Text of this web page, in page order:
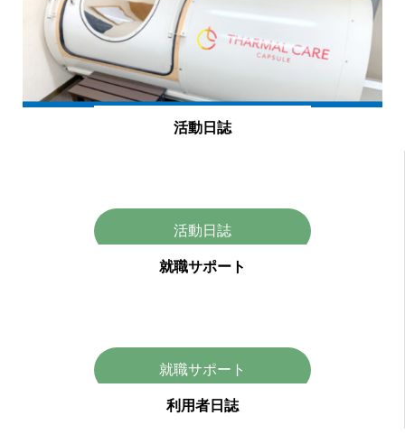
活動日誌
活動日誌
就職サポート
就職サポート
利用者日誌